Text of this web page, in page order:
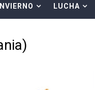
INVIERNO LUCHA